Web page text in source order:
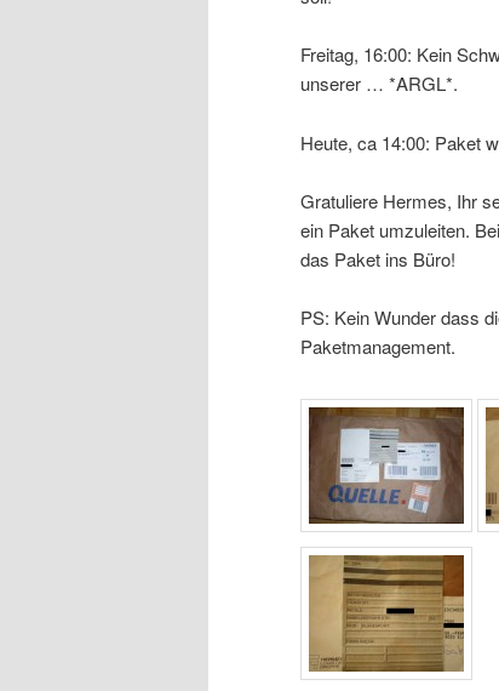
Freitag, 16:00: Kein
unserer … *ARGL*.
Heute, ca 14:00: Paket
Gratuliere Hermes, Ihr
ein Paket umzuleiten.
das Paket ins Büro!
PS: Kein Wunder dass
Paketmanagement.